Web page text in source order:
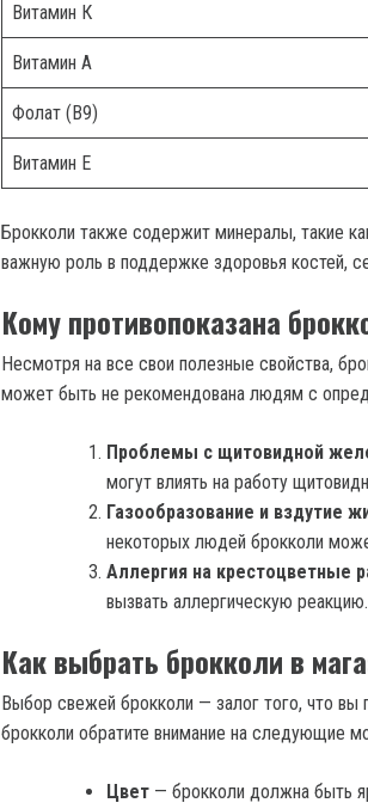
Витамин К
Витамин А
Фолат (B9)
Витамин E
Брокколи также содержит минералы, такие
важную роль в поддержке здоровья костей,
Кому противопоказана
Несмотря на все свои полезные свойства,
может быть не рекомендована людям с
Проблемы с щитовидной
могут влиять на работу
Газообразование и вздутие
некоторых людей брокколи
Аллергия на крестоцветные
вызвать аллергическую реакцию.
Как выбрать брокколи в
Выбор свежей брокколи — залог того, что вы
брокколи обратите внимание на следующие
Цвет — брокколи должна быть